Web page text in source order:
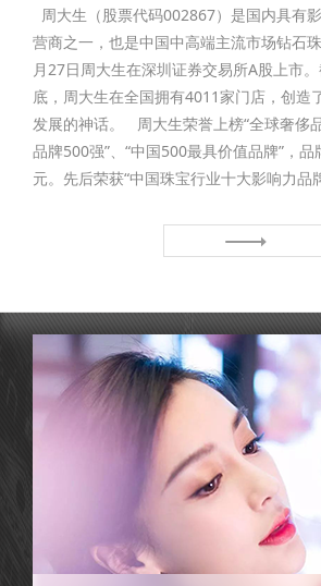
周大生（股票代码002867）是国内具有
营商之一，也是中国中高端主流市场钻石
月27日周大生在深圳证券交易所A股上市
底，周大生在全国拥有4011家门店，创造
发展的神话。 周大生荣誉上榜“全球奢侈
品牌500强”、“中国500最具价值品牌”，
元。先后荣获“中国珠宝行业十大影响力品牌